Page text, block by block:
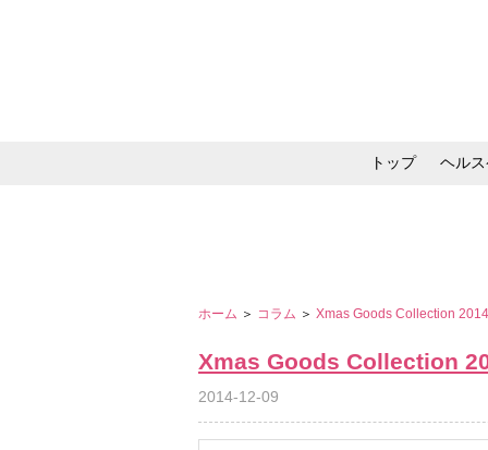
トップ ヘル
ホーム ＞ コラム ＞ Xmas Goods Collection
Xmas Goods Collection
2014-12-09